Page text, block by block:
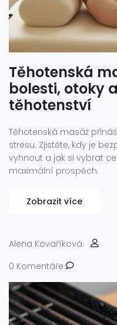
Těhotenská
bolesti, otoky
těhotenství
Těhotenská masáž
stresu. Zjistěte, kdy je
vyhnout a jak si vybrat
maximální prospěch.
Zobrazit více
Alena Kovaříková
0 Komentáře